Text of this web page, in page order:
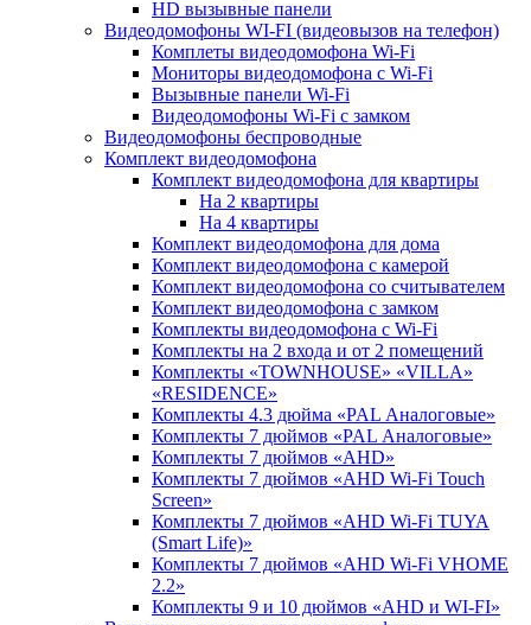
HD вызывные панели
Видеодомофоны WI-FI (видеовызов на телефон)
Комплеты видеодомофона Wi-Fi
Мониторы видеодомофона с Wi-Fi
Вызывные панели Wi-Fi
Видеодомофоны Wi-Fi с замком
Видеодомофоны беспроводные
Комплект видеодомофона
Комплект видеодомофона для квартиры
На 2 квартиры
На 4 квартиры
Комплект видеодомофона для дома
Комплект видеодомофона с камерой
Комплект видеодомофона со считывателем
Комплект видеодомофона c замком
Комплекты видеодомофона с Wi-Fi
Комплекты на 2 входа и от 2 помещений
Комплекты «TOWNHOUSE» «VILLA»
«RESIDENCE»
Комплекты 4.3 дюйма «PAL Аналоговые»
Комплекты 7 дюймов «PAL Аналоговые»
Комплекты 7 дюймов «AHD»
Комплекты 7 дюймов «AHD Wi-Fi Touch
Screen»
Комплекты 7 дюймов «AHD Wi-Fi TUYA
(Smart Life)»
Комплекты 7 дюймов «AHD Wi-Fi VHOME
2.2»
Комплекты 9 и 10 дюймов «AHD и WI-FI»